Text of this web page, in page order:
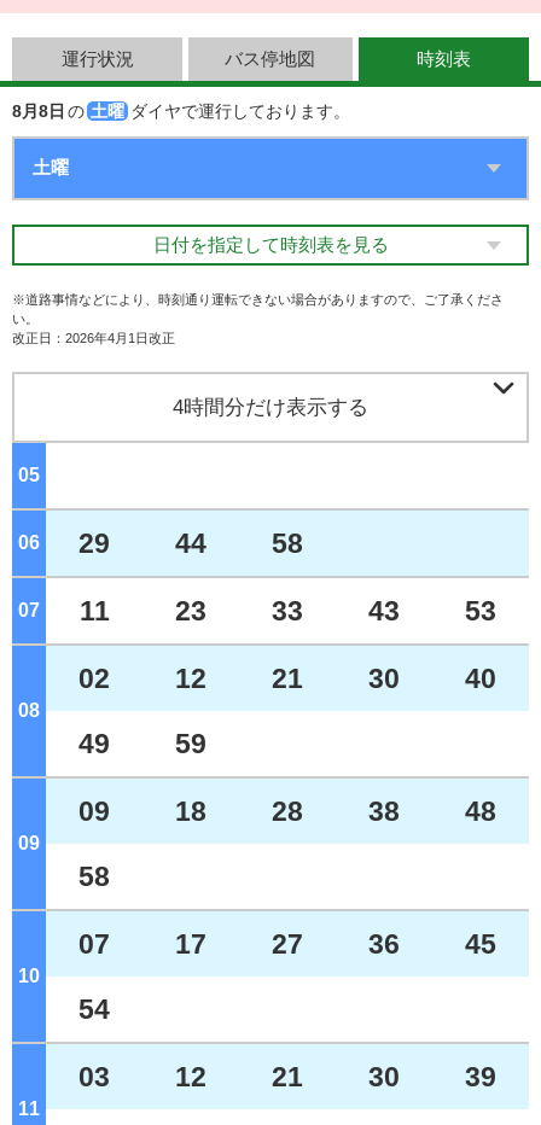
運行状況 バス停地図 時刻表
8月8日 の 土曜 ダイヤで運行しております。
日付を指定して時刻表を見る
※道路事情などにより、時刻通り運転できない場合がありますので、ご了承くださ
い。
改正日：2026年4月1日改正
4時間分だけ表示する 
05
06 29 44 58
07 11 23 33 43 53
08 ジ
02 12 21 30 40
49 59
09 ジ
09 18 28 38 48
58
10 ジ
07 17 27 36 45
54
11 ジ
03 12 21 30 39